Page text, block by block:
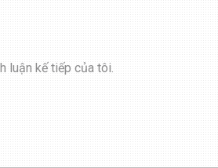
luận kế tiếp của tôi.